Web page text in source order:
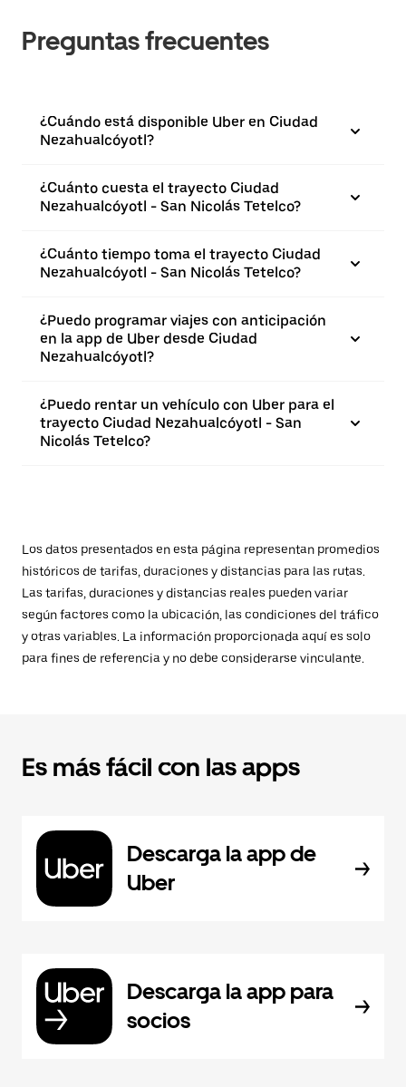
Preguntas frecuentes
¿Cuándo está disponible Uber en Ciudad
Nezahualcóyotl?
¿Cuánto cuesta el trayecto Ciudad
Nezahualcóyotl - San Nicolás Tetelco?
¿Cuánto tiempo toma el trayecto Ciudad
Nezahualcóyotl - San Nicolás Tetelco?
¿Puedo programar viajes con anticipación
en la app de Uber desde Ciudad
Nezahualcóyotl?
¿Puedo rentar un vehículo con Uber para el
trayecto Ciudad Nezahualcóyotl - San
Nicolás Tetelco?
Los datos presentados en esta página representan promedios
históricos de tarifas, duraciones y distancias para las rutas.
Las tarifas, duraciones y distancias reales pueden variar
según factores como la ubicación, las condiciones del tráfico
y otras variables. La información proporcionada aquí es solo
para fines de referencia y no debe considerarse vinculante.
Es más fácil con las apps
Descarga la app de
Uber
Descarga la app para
socios